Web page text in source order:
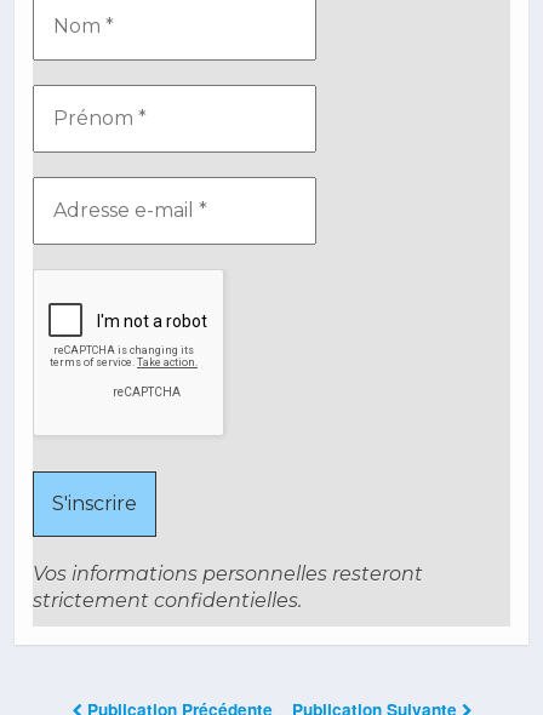
Vos informations personnelles resteront
strictement confidentielles.
Publication Précédente Publication Suivante